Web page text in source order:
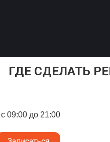
ГДЕ СДЕЛАТЬ
с 09:00 до 21:00